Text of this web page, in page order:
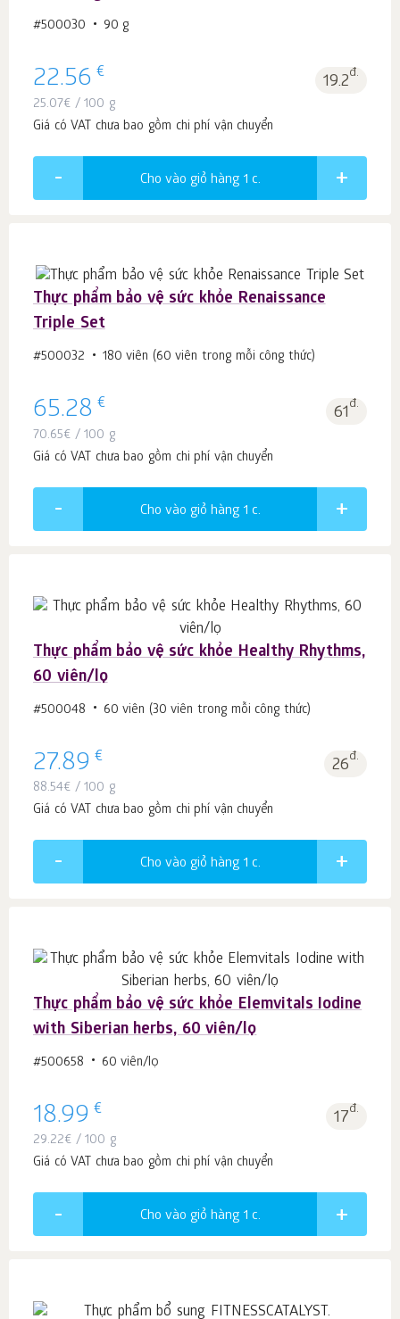
#500030 90 g
22.56 € 19.2đ.
25.07€ / 100 g
Giá có VAT chưa bao gồm chi phí vận chuyển
Cho vào giỏ hàng 1 c.
Thực phẩm bảo vệ sức khỏe Renaissance
Triple Set
#500032 180 viên (60 viên trong mỗi công thức)
65.28 € 61đ.
70.65€ / 100 g
Giá có VAT chưa bao gồm chi phí vận chuyển
Cho vào giỏ hàng 1 c.
Thực phẩm bảo vệ sức khỏe Healthy Rhythms,
60 viên/lọ
#500048 60 viên (30 viên trong mỗi công thức)
27.89 € 26đ.
88.54€ / 100 g
Giá có VAT chưa bao gồm chi phí vận chuyển
Cho vào giỏ hàng 1 c.
Thực phẩm bảo vệ sức khỏe Elemvitals Iodine
with Siberian herbs, 60 viên/lọ
#500658 60 viên/lọ
18.99 € 17đ.
29.22€ / 100 g
Giá có VAT chưa bao gồm chi phí vận chuyển
Cho vào giỏ hàng 1 c.